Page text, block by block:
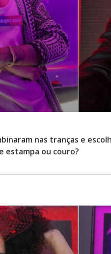
nas tranças e
estampa ou couro?